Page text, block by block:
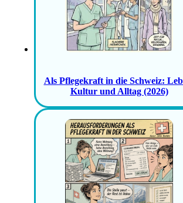
Als Pflegekraft in die Schweiz:
Kultur und Alltag (2026)